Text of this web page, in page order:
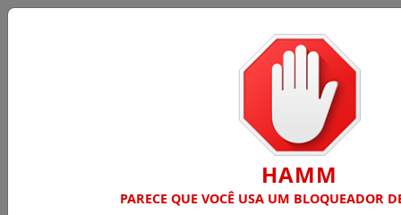
Início/
Notícias
Contato/
Publicidades
HAMM
PARECE QUE VOCÊ USA UM BLOQUEADOR